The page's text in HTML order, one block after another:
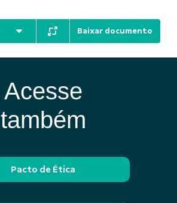
Baixar documento
Acesse
também
Pacto de Ética